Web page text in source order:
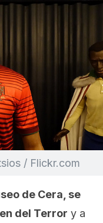
/ Flickr.com
de Cera, se
del Terror y a